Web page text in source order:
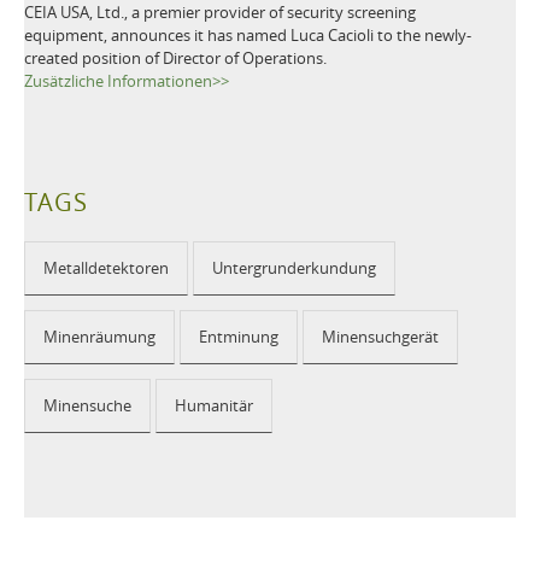
CEIA USA, Ltd., a premier provider of security screening
equipment, announces it has named Luca Cacioli to the newly-
created position of Director of Operations.
Zusätzliche Informationen>>
TAGS
Metalldetektoren Untergrunderkundung
Minenräumung Entminung Minensuchgerät
Minensuche Humanitär